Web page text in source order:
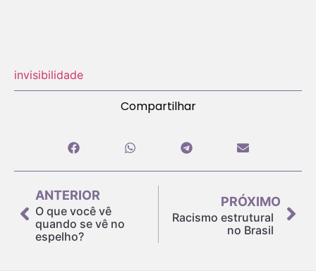
invisibilidade
Compartilhar
ANTERIOR
O que você vê
quando se vê no
espelho?
PRÓXIMO
Racismo estrutural
no Brasil